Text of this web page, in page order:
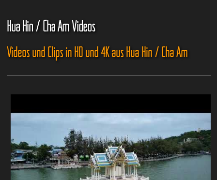
Hua Hin / Cha Am Videos
Videos und Clips in HD und 4K aus Hua Hin / Cha Am